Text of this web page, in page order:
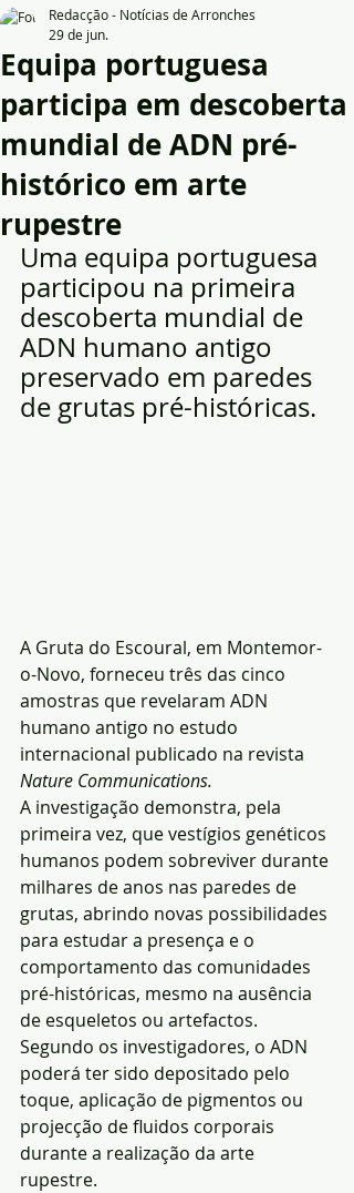
Equipa portuguesa
participa em descoberta
mundial de ADN pré-
histórico em arte
rupestre
Redacção - Notícias de Arronches
29 de jun.
Uma equipa portuguesa
participou na primeira
descoberta mundial de
ADN humano antigo
preservado em paredes
de grutas pré-históricas.
A Gruta do Escoural, em Montemor-
o-Novo, forneceu três das cinco
amostras que revelaram ADN
humano antigo no estudo
internacional publicado na revista
Nature Communications.
A investigação demonstra, pela
primeira vez, que vestígios genéticos
humanos podem sobreviver durante
milhares de anos nas paredes de
grutas, abrindo novas possibilidades
para estudar a presença e o
comportamento das comunidades
pré-históricas, mesmo na ausência
de esqueletos ou artefactos.
Segundo os investigadores, o ADN
poderá ter sido depositado pelo
toque, aplicação de pigmentos ou
projecção de fluidos corporais
durante a realização da arte
rupestre.